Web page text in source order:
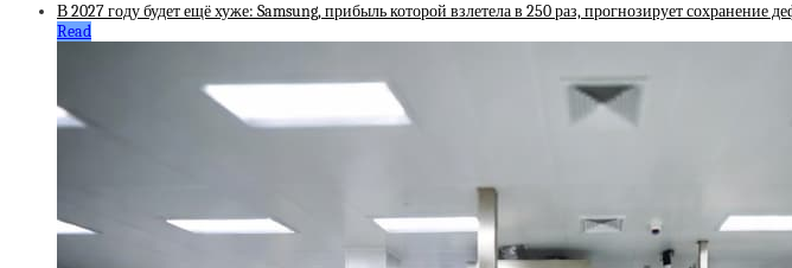
В 2027 году будет ещё хуже: Samsung, прибыль которой взлетела в 250 раз, прогнозирует сохранение
Read